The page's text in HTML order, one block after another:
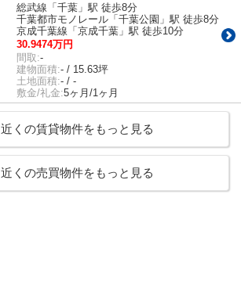
総武線「千葉」駅 徒歩8分
千葉都市モノレール「千葉公園」駅 徒歩8分
京成千葉線「京成千葉」駅 徒歩10分
30.9474万円
間取:-
建物面積:- / 15.63坪
土地面積:- / -
敷金/礼金:5ヶ月/1ヶ月
近くの賃貸物件をもっと見る
近くの売買物件をもっと見る